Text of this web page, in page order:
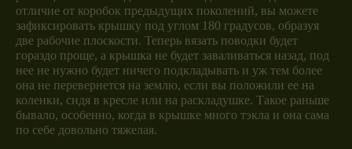
отличие от коробок предыдущих поколений, вы можете
зафиксировать крышку под углом 180 градусов, образуя
две рабочие плоскости. Теперь вязать поводки будет
гораздо проще, а крышка не будет заваливаться назад, под
нее не нужно будет ничего подкладывать и уж тем более
она не перевернется на землю, если вы положили ее на
коленки, сидя в кресле или на раскладушке. Такое раньше
бывало, особенно, когда в крышке много тэкла и она сама
по себе довольно тяжелая.